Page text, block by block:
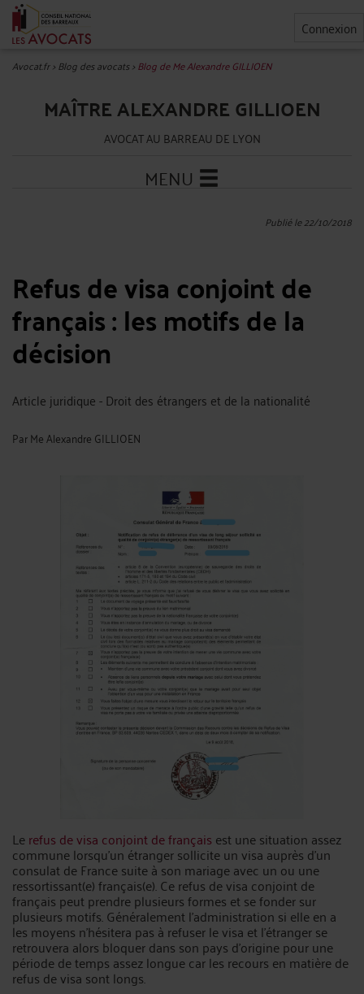
Connexion
Avocat.fr>Blog des avocats>Blog de Me Alexandre GILLIOEN
MAÎTRE ALEXANDRE GILLIOEN
AVOCAT AU BARREAU DE LYON
MENU
Publié le 22/10/2018
Refus de visa conjoint de
français : les motifs de la
décision
Article juridique - Droit des étrangers et de la nationalité
ParMe Alexandre GILLIOEN
Lerefus de visa conjoint de français est une situation assez
commune lorsqu’un étranger sollicite un visa auprès d’un
consulat de France suite à son mariage avec un ou une
ressortissant(e) français(e). Ce refus de visa conjoint de
français peut prendre plusieurs formes et se fonder sur
plusieurs motifs. Généralement l’administration si elle en a
les moyens n’hésitera pas à refuser le visa et l’étranger se
retrouvera alors bloquer dans son pays d’origine pour une
période de temps assez longue car les recours en matière de
refus de visa sont longs.